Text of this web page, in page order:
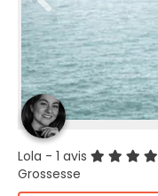
Lola - 1 avis
Grossesse